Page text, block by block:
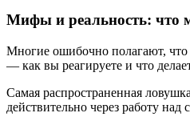
Мифы и реальность: что
Многие ошибочно полагают, что
— как вы реагируете и что
Самая распространенная
действительно через работу